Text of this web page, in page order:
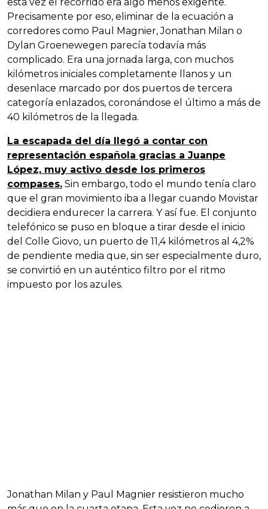
Precisamente por eso, eliminar de la ecuación a
corredores como Paul Magnier, Jonathan Milan o
Dylan Groenewegen parecía todavía más
complicado. Era una jornada larga, con muchos
kilómetros iniciales completamente llanos y un
desenlace marcado por dos puertos de tercera
categoría enlazados, coronándose el último a más de
40 kilómetros de la llegada.
La escapada del día llegó a contar con
representación española gracias a Juanpe
López, muy activo desde los primeros
compases. Sin embargo, todo el mundo tenía claro
que el gran movimiento iba a llegar cuando Movistar
decidiera endurecer la carrera. Y así fue. El conjunto
telefónico se puso en bloque a tirar desde el inicio
del Colle Giovo, un puerto de 11,4 kilómetros al 4,2%
de pendiente media que, sin ser especialmente duro,
se convirtió en un auténtico filtro por el ritmo
impuesto por los azules.
Jonathan Milan y Paul Magnier resistieron mucho